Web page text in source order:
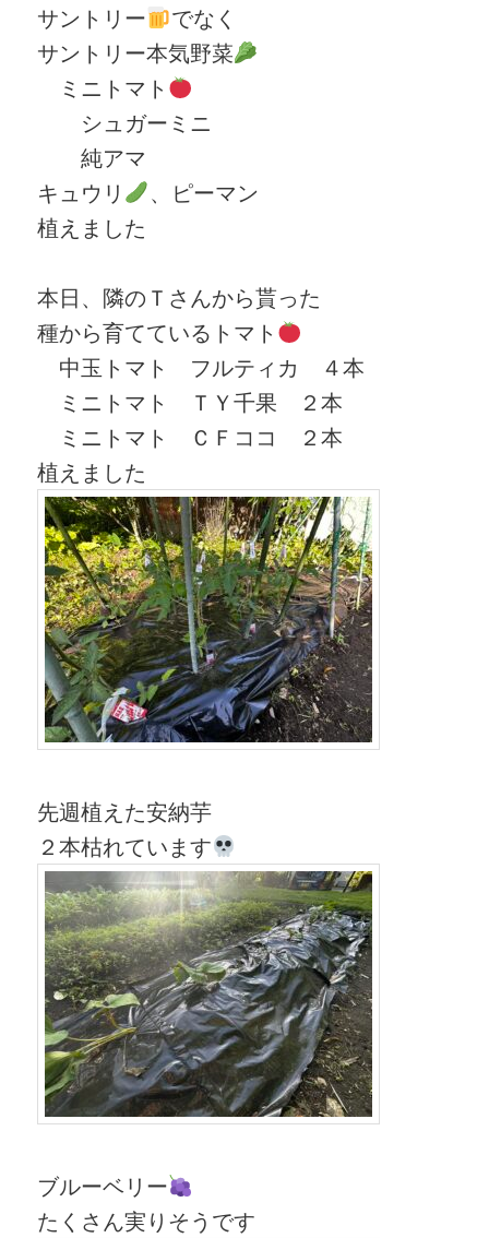
サントリー
でなく
サントリー本気野菜
ミニトマト
シュガーミニ
純アマ
キュウリ
、ピーマン
植えました
本日、隣のＴさんから貰った
種から育てているトマト
中玉トマト フルティカ ４本
ミニトマト ＴＹ千果 ２本
ミニトマト ＣＦココ ２本
植えました
先週植えた安納芋
２本枯れています
ブルーベリー
たくさん実りそうです